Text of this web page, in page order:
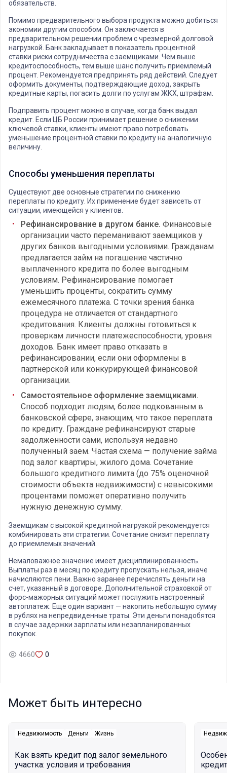
обязательств.
Помимо предварительного выбора продукта можно добиться
экономии другим способом. Он заключается в
предварительном решении проблем с чрезмерной долговой
нагрузкой. Банк закладывает в показатель процентной
ставки риски сотрудничества с заемщиками. Чем выше
кредитоспособность, тем выше шанс получить приемлемый
процент. Рекомендуется предпринять ряд действий. Следует
оформить документы, подтверждающие доход, закрыть
кредитные карты, погасить долги по услугам ЖКХ, штрафам.
Подправить процент можно в случае, когда банк выдал
кредит. Если ЦБ России принимает решение о снижении
ключевой ставки, клиенты имеют право потребовать
уменьшение процентной ставки по кредиту на аналогичную
величину.
Способы уменьшения переплаты
Существуют две основные стратегии по снижению
переплаты по кредиту. Их применение будет зависеть от
ситуации, имеющейся у клиентов.
Рефинансирование в другом банке. Финансовые
организации часто переманивают заемщиков у
других банков выгодными условиями. Гражданам
предлагается займ на погашение частично
выплаченного кредита по более выгодным
условиям. Рефинансирование помогает
уменьшить проценты, сократить сумму
ежемесячного платежа. С точки зрения банка
процедура не отличается от стандартного
кредитования. Клиенты должны готовиться к
проверкам личности платежеспособности, уровня
доходов. Банк имеет право отказать в
рефинансировании, если они оформлены в
партнерской или конкурирующей финансовой
организации.
Самостоятельное оформление заемщиками.
Способ подходит людям, более подкованным в
банковской сфере, знающим, что такое переплата
по кредиту. Граждане рефинансируют старые
задолженности сами, используя недавно
полученный заем. Частая схема — получение займа
под залог квартиры, жилого дома. Сочетание
большого кредитного лимита (до 75% оценочной
стоимости объекта недвижимости) с невысокими
процентами поможет оперативно получить
нужную денежную сумму.
Заемщикам с высокой кредитной нагрузкой рекомендуется
комбинировать эти стратегии. Сочетание снизит переплату
до приемлемых значений.
Немаловажное значение имеет дисциплинированность.
Выплаты раз в месяц по кредиту пропускать нельзя, иначе
начисляются пени. Важно заранее перечислять деньги на
счет, указанный в договоре. Дополнительной страховкой от
форс-мажорных ситуаций может послужить настроенный
автоплатеж. Еще один вариант — накопить небольшую сумму
в рублях на непредвиденные траты. Эти деньги понадобятся
в случае задержки зарплаты или незапланированных
покупок.
4660 0
Может быть интересно
Недвижимость Деньги Жизнь
Как взять кредит под залог земельного
участка: условия и требования